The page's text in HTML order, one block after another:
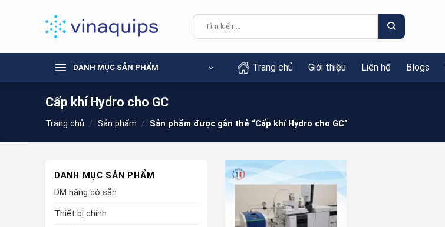
Tìm
kiếm:
DANH MỤC SẢN PHẨM Trang chủ Giới thiệu Liên hệ Blogs
Cấp khí Hydro cho GC
Trang chủ / Sản phẩm / Sản phẩm được gắn thẻ “Cấp khí Hydro cho GC”
DANH MỤC SẢN PHẨM
DM hàng có sẵn
Thiết bị chính